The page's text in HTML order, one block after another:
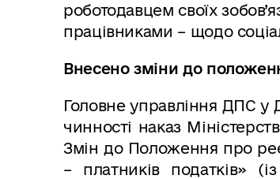
роботодавцем своїх
працівниками – щодо
Внесено зміни до
Головне управління ДПС у
чинності наказ
Змін до Положення про
– платників податків»